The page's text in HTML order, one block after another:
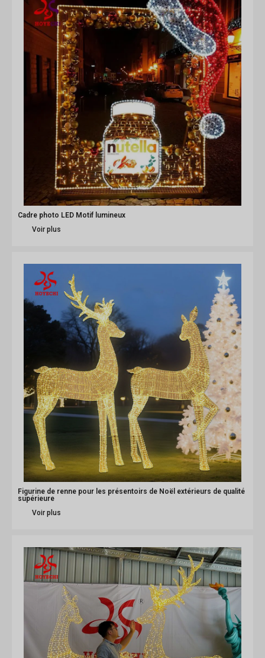
Cadre photo LED Motif lumineux
Voir plus
Figurine de renne pour les présentoirs de Noël extérieurs de qualité
supérieure
Voir plus